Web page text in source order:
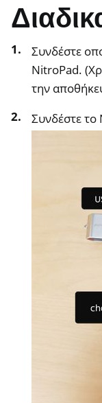
navigation of
Συνδέστε
NitroPad.
την
Συνδέστε